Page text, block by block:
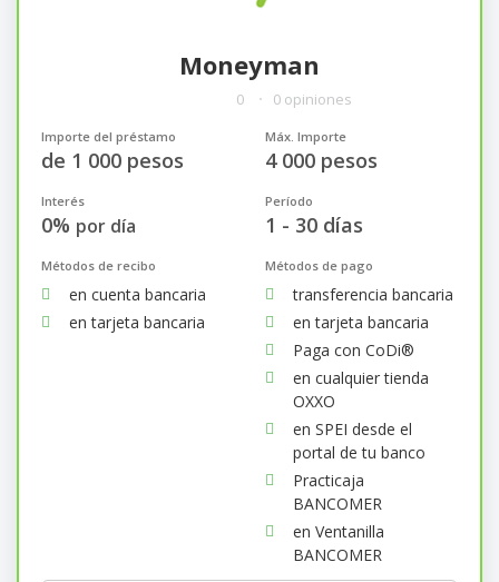
Moneyman
0 0 opiniones
Importe del préstamo
de 1 000 pesos
Máx. Importe
4 000 pesos
Interés
0% por día
Período
1 - 30 días
Métodos de recibo
en cuenta bancaria
en tarjeta bancaria
Métodos de pago
transferencia bancaria
en tarjeta bancaria
Paga con CoDi®
en cualquier tienda
OXXO
en SPEI desde el
portal de tu banco
Practicaja
BANCOMER
en Ventanilla
BANCOMER